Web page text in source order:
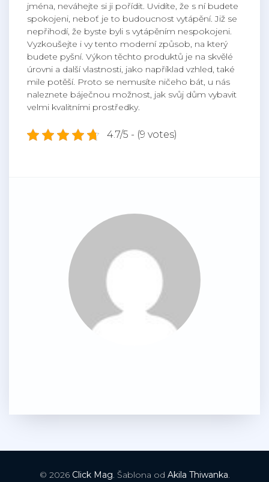
jména, neváhejte si ji pořídit. Uvidíte, že s ní budete
spokojeni, neboť je to budoucnost vytápění. Již se
nepřihodí, že byste byli s vytápěním nespokojeni.
Vyzkoušejte i vy tento moderní způsob, na který
budete pyšní. Výkon těchto produktů je na skvělé
úrovni a další vlastnosti, jako například vzhled, také
mile potěší. Proto se nemusíte ničeho bát, u nás
naleznete báječnou možnost, jak svůj dům vybavit
velmi kvalitními prostředky.
4.7/5 - (9 votes)
© 2026 Click Mag. Šablona od Akila Thiwanka.